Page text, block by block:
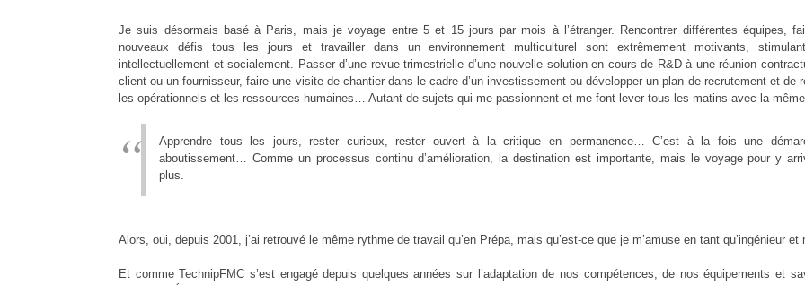
Je suis désormais basé à Paris, mais je voyage entre 5 et 15 jours par mois à l’étranger. Rencontrer différentes équipes,
nouveaux défis tous les jours et travailler dans un environnement multiculturel sont extrêmement motivants,
intellectuellement et socialement. Passer d’une revue trimestrielle d’une nouvelle solution en cours de R&D à une réunion
client ou un fournisseur, faire une visite de chantier dans le cadre d’un investissement ou développer un plan de recrutement et de
les opérationnels et les ressources humaines… Autant de sujets qui me passionnent et me font lever tous les matins avec la même
Apprendre tous les jours, rester curieux, rester ouvert à la critique en permanence… C’est à la fois une
aboutissement… Comme un processus continu d’amélioration, la destination est importante, mais le voyage pour y
plus.
Alors, oui, depuis 2001, j’ai retrouvé le même rythme de travail qu’en Prépa, mais qu’est-ce que je m’amuse en tant qu’ingénieur et
Et comme TechnipFMC s’est engagé depuis quelques années sur l’adaptation de nos compétences, de nos équipements et